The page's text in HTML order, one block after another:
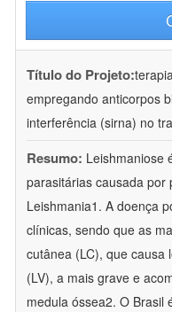
Título do Projeto:
empregando anticorpos
interferência (sirna) no
Resumo: Leishmaniose
parasitárias causada por
Leishmania1. A doença
clínicas, sendo que as
cutânea (LC), que causa
(LV), a mais grave e
medula óssea2. O Brasil